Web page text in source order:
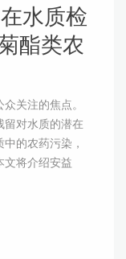
水质检
酯类农
关注的焦点。
留对水质的潜在
的农药污染，
文将介绍安益